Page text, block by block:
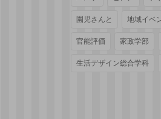
園児さんと 地域イベ
官能評価 家政学部
生活デザイン総合学科